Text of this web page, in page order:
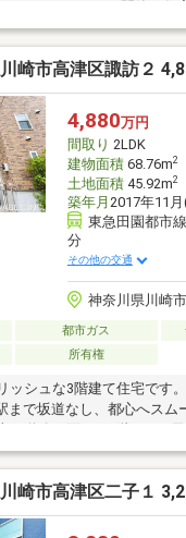
ビニの他、飲食店も多数あ
便性に困ることはありませ
こともあり、内外装共に非
約をお待ちしております！
崎市高津区諏訪２
4,880万円
間取り 2LDK
建物面積68.76m2
土地面積45.92m2
築年月 2017年11
東急田園都市
分
その他の交通
神奈川県川崎
都市ガス
所有権
ッシュな3階建て住宅です
まで坂道なし、都心へスム
す。■ ON/OFFを分けるフ
建、独立した個室2室あり
・食洗機・カースペース・
ー徒歩5分、多摩川河川敷
線「二子新地駅」徒歩約12
崎市高津区二子１